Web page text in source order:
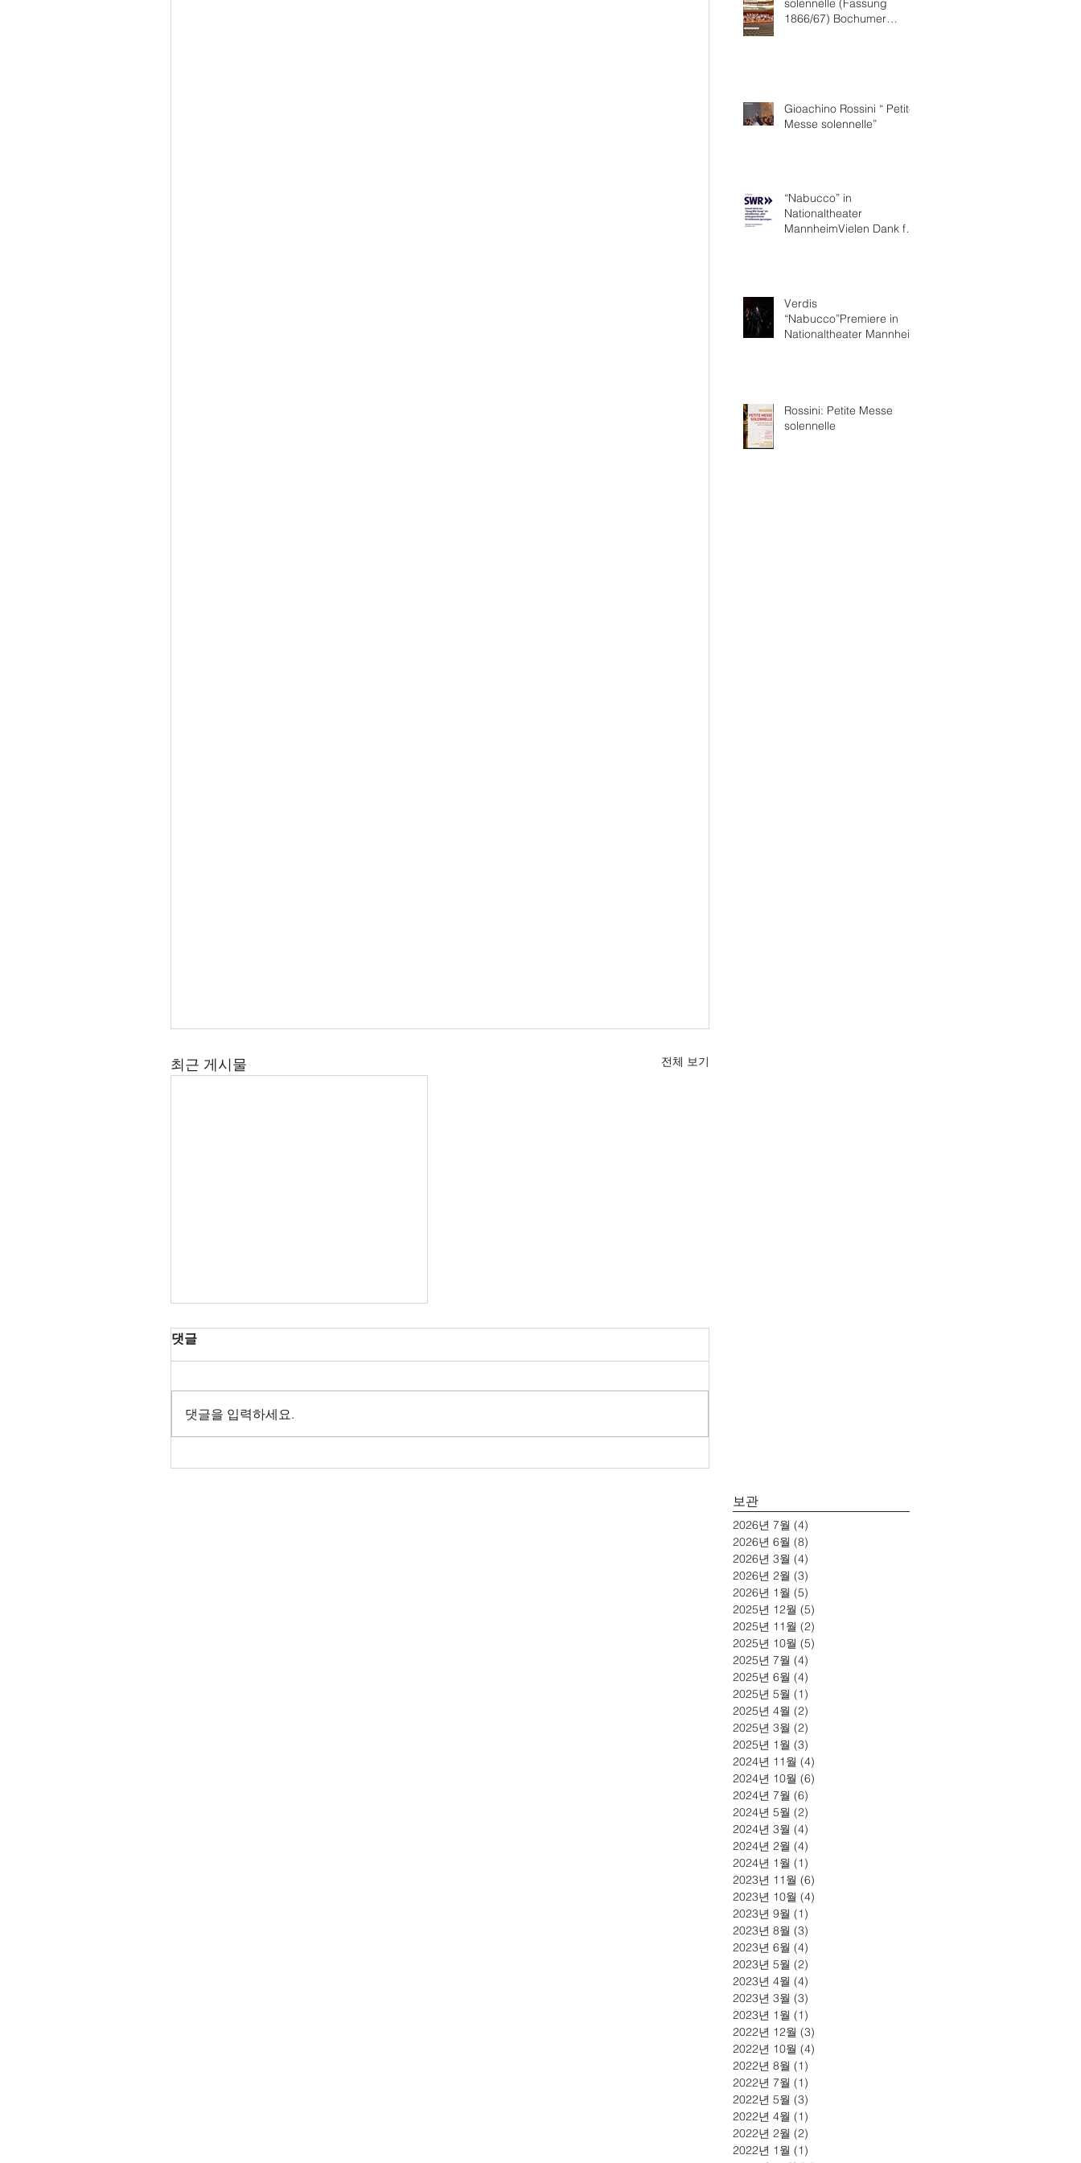
최근 게시물 전체 보기
Oper Leipzig 2026/27
댓글
댓글을 입력하세요.
solennelle (Fassung
1866/67) Bochumer
Gioachino Rossini “ Petite
Messe solennelle”
“Nabucco” in
Nationaltheater
MannheimVielen Dank für
Verdis
“Nabucco”Premiere in
Nationaltheater Mannheim
Rossini: Petite Messe
solennelle
보관
2026년 7월 (4)
2026년 6월 (8)
2026년 3월 (4)
2026년 2월 (3)
2026년 1월 (5)
2025년 12월 (5)
2025년 11월 (2)
2025년 10월 (5)
2025년 7월 (4)
2025년 6월 (4)
2025년 5월 (1)
2025년 4월 (2)
2025년 3월 (2)
2025년 1월 (3)
2024년 11월 (4)
2024년 10월 (6)
2024년 7월 (6)
2024년 5월 (2)
2024년 3월 (4)
2024년 2월 (4)
2024년 1월 (1)
2023년 11월 (6)
2023년 10월 (4)
2023년 9월 (1)
2023년 8월 (3)
2023년 6월 (4)
2023년 5월 (2)
2023년 4월 (4)
2023년 3월 (3)
2023년 1월 (1)
2022년 12월 (3)
2022년 10월 (4)
2022년 8월 (1)
2022년 7월 (1)
2022년 5월 (3)
2022년 4월 (1)
2022년 2월 (2)
2022년 1월 (1)